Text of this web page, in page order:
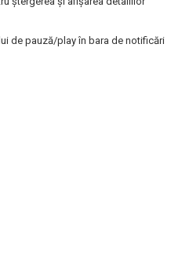
de pauză/play în bara de notificări